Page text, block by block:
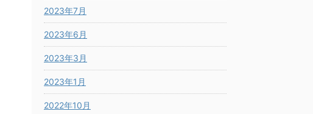
2023年7月
2023年6月
2023年3月
2023年1月
2022年10月